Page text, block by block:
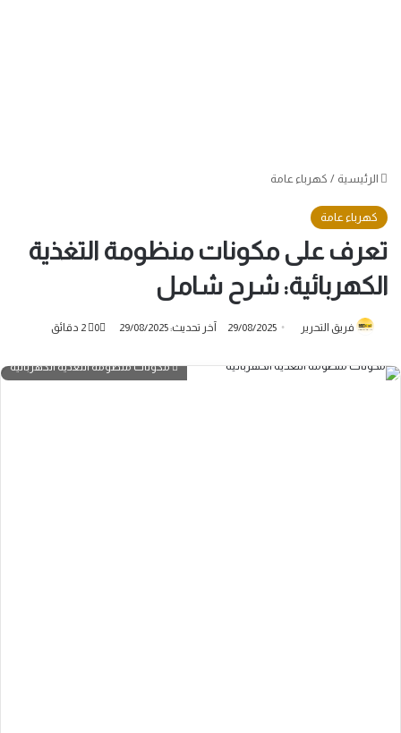
الرئيسية / كهرباء عامة
كهرباء عامة
تعرف على مكونات منظومة التغذية
الكهربائية: شرح شامل
فريق التحرير 29/08/2025 آخر تحديث: 29/08/2025 0
مكونات منظومة التغذية الكهربائية